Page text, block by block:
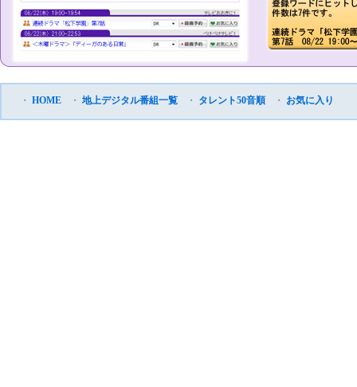
・ HOME ・ 地上デジタル番組一覧 ・ タレント50音順 ・ お気に入り